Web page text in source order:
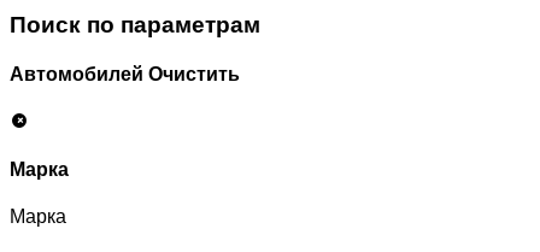
Поиск по параметрам
Автомобилей Очистить
Марка
Марка